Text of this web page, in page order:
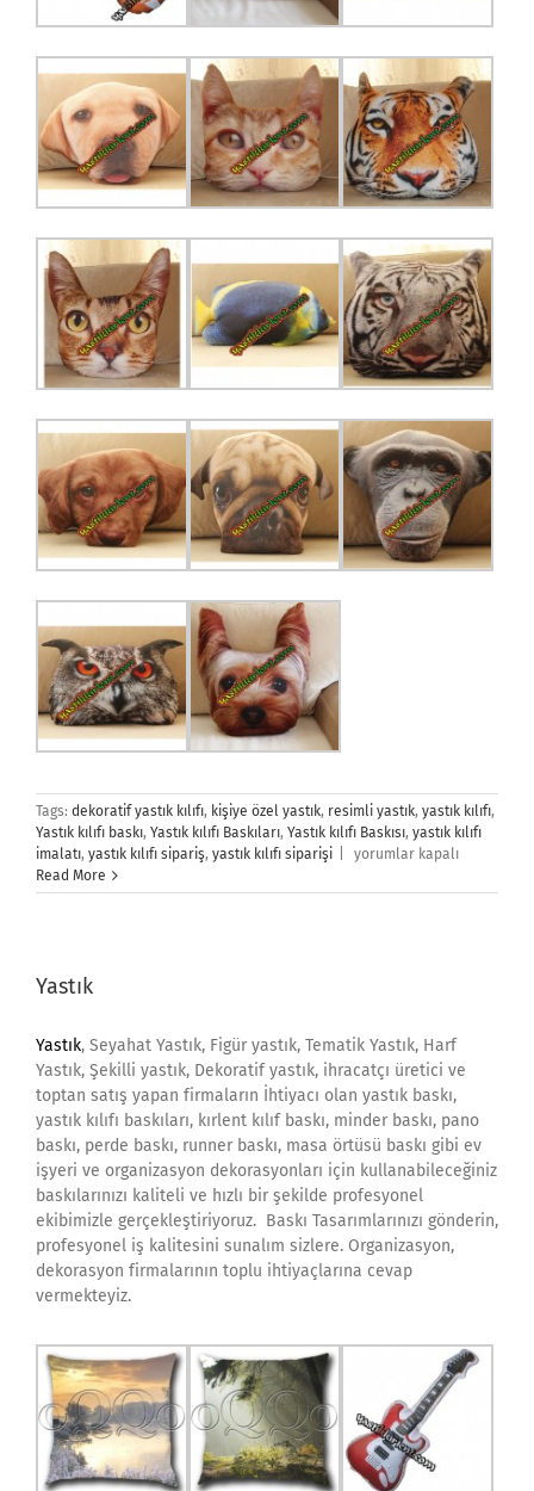
Tags: dekoratif yastık kılıfı, kişiye özel yastık, resimli yastık, yastık kılıfı,
Yastık kılıfı baskı, Yastık kılıfı Baskıları, Yastık kılıfı Baskısı, yastık kılıfı
imalatı, yastık kılıfı sipariş, yastık kılıfı siparişi
Yastık
için
yorumlar kapalı
Read More
Yastık
Yastık, Seyahat Yastık, Figür yastık, Tematik Yastık, Harf
Yastık, Şekilli yastık, Dekoratif yastık, ihracatçı üretici ve
toptan satış yapan firmaların İhtiyacı olan yastık baskı,
yastık kılıfı baskıları, kırlent kılıf baskı, minder baskı, pano
baskı, perde baskı, runner baskı, masa örtüsü baskı gibi ev
işyeri ve organizasyon dekorasyonları için kullanabileceğiniz
baskılarınızı kaliteli ve hızlı bir şekilde profesyonel
ekibimizle gerçekleştiriyoruz. Baskı Tasarımlarınızı gönderin,
profesyonel iş kalitesini sunalım sizlere. Organizasyon,
dekorasyon firmalarının toplu ihtiyaçlarına cevap
vermekteyiz.